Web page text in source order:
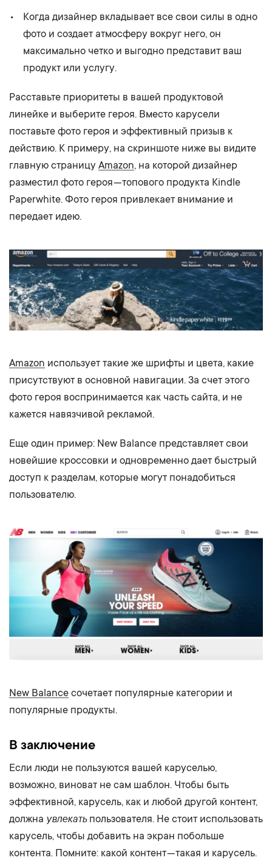
Когда дизайнер вкладывает все свои силы в одно
фото и создает атмосферу вокруг него, он
максимально четко и выгодно представит ваш
продукт или услугу.
Расставьте приоритеты в вашей продуктовой
линейке и выберите героя. Вместо карусели
поставьте фото героя и эффективный призыв к
действию. К примеру, на скриншоте ниже вы видите
главную страницу Amazon, на которой дизайнер
разместил фото героя — топового продукта Kindle
Paperwhite. Фото героя привлекает внимание и
передает идею.
Amazon использует такие же шрифты и цвета, какие
присутствуют в основной навигации. За счет этого
фото героя воспринимается как часть сайта, и не
кажется навязчивой рекламой.
Еще один пример: New Balance представляет свои
новейшие кроссовки и одновременно дает быстрый
доступ к разделам, которые могут понадобиться
пользователю.
New Balance сочетает популярные категории и
популярные продукты.
В заключение
Если люди не пользуются вашей каруселью,
возможно, виноват не сам шаблон. Чтобы быть
эффективной, карусель, как и любой другой контент,
должна увлекатьпользователя. Не стоит использовать
карусель, чтобы добавить на экран побольше
контента. Помните: какой контент — такая и карусель.